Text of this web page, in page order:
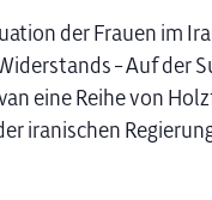
der Frauen im
– Auf der
eine Reihe von
iranischen